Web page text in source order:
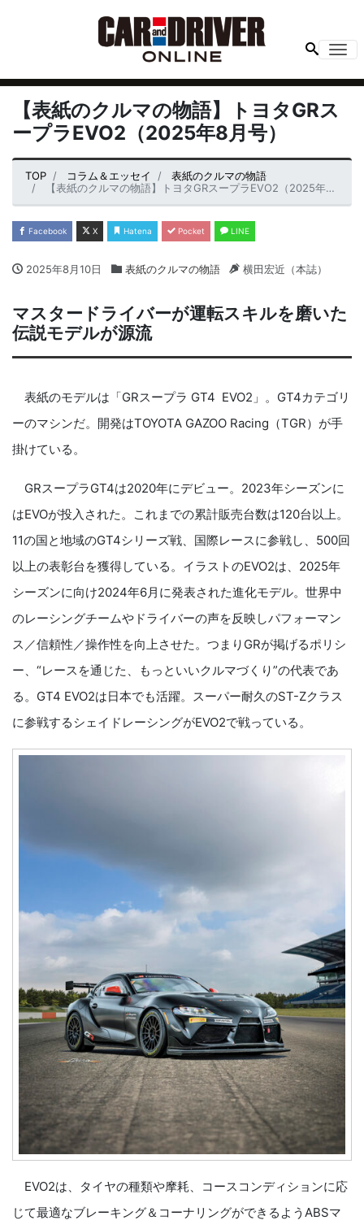
【表紙のクルマの物語】トヨタGRス
ープラEVO2（2025年8月号）
TOP コラム＆エッセイ
表紙のクルマの物語
【表紙のクルマの物語】トヨタGRスープラEVO2（2025年8月号）
Facebook X Hatena Pocket LINE
2025年8月10日 表紙のクルマの物語 横田宏近（本誌）
マスタードライバーが運転スキルを磨いた
伝説モデルが源流
表紙のモデルは「GRスープラ GT4 EVO2」。GT4カテゴリ
ーのマシンだ。開発はTOYOTA GAZOO Racing（TGR）が手
掛けている。
GRスープラGT4は2020年にデビュー。2023年シーズンに
はEVOが投入された。これまでの累計販売台数は120台以上。
11の国と地域のGT4シリーズ戦、国際レースに参戦し、500回
以上の表彰台を獲得している。イラストのEVO2は、2025年
シーズンに向け2024年6月に発表された進化モデル。世界中
のレーシングチームやドライバーの声を反映しパフォーマン
ス／信頼性／操作性を向上させた。つまりGRが掲げるポリシ
ー、“レースを通じた、もっといいクルマづくり”の代表であ
る。GT4 EVO2は日本でも活躍。スーパー耐久のST-Zクラス
に参戦するシェイドレーシングがEVO2で戦っている。
EVO2は、タイヤの種類や摩耗、コースコンディションに応
じて最適なブレーキング＆コーナリングができるようABSマ